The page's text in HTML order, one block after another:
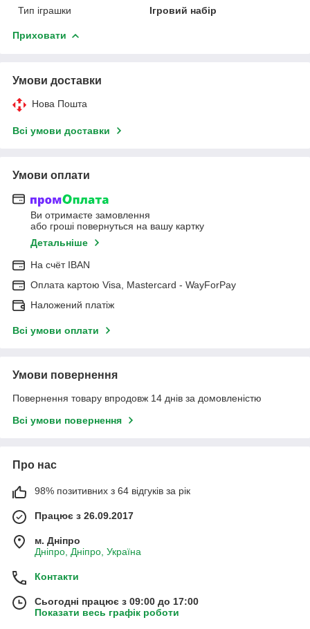
Тип іграшки
Ігровий набір
Приховати
Умови доставки
Нова Пошта
Всі умови доставки
Умови оплати
Ви отримаєте замовлення
або гроші повернуться на вашу картку
Детальніше
На cчёт IBAN
Оплата картою Visa, Mastercard - WayForPay
Наложений платіж
Всі умови оплати
Умови повернення
Повернення товару впродовж 14 днів за домовленістю
Всі умови повернення
Про нас
98% позитивних з 64 відгуків за рік
Працює з 26.09.2017
м. Дніпро
Дніпро, Дніпро, Україна
Контакти
Сьогодні працює з 09:00 до 17:00
Показати весь графік роботи